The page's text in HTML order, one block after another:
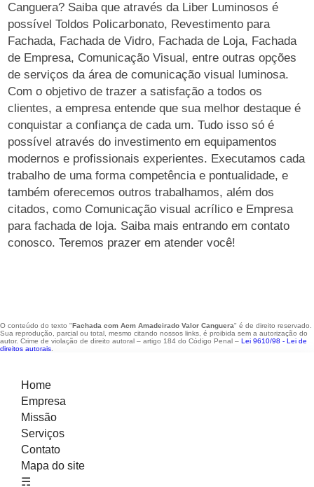
Canguera? Saiba que através da Liber Luminosos é
possível Toldos Policarbonato, Revestimento para
Fachada, Fachada de Vidro, Fachada de Loja, Fachada
de Empresa, Comunicação Visual, entre outras opções
de serviços da área de comunicação visual luminosa.
Com o objetivo de trazer a satisfação a todos os
clientes, a empresa entende que sua melhor destaque é
conquistar a confiança de cada um. Tudo isso só é
possível através do investimento em equipamentos
modernos e profissionais experientes. Executamos cada
trabalho de uma forma competência e pontualidade, e
também oferecemos outros trabalhamos, além dos
citados, como Comunicação visual acrílico e Empresa
para fachada de loja. Saiba mais entrando em contato
conosco. Teremos prazer em atender você!
O conteúdo do texto "Fachada com Acm Amadeirado Valor Canguera" é de direito reservado.
Sua reprodução, parcial ou total, mesmo citando nossos links, é proibida sem a autorização do
autor. Crime de violação de direito autoral – artigo 184 do Código Penal – Lei 9610/98 - Lei de
direitos autorais
Home
Empresa
Missão
Serviços
Contato
Mapa do site
☴